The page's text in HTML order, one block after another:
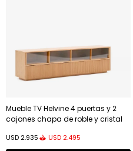
Mueble TV Helvine 4 puertas y 2
cajones chapa de roble y cristal
USD 2.935 USD 2.495